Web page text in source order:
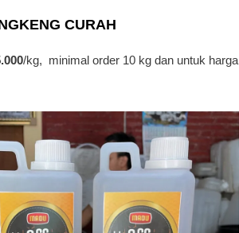
CURAH
/kg, minimal order 10 kg dan untuk harga